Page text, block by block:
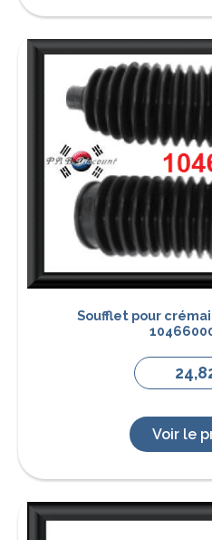
Soufflet pour
Voir le